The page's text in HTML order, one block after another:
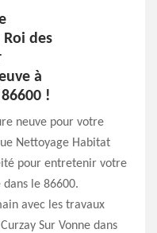
des
à
!
neuve pour votre
Nettoyage Habitat
pour entretenir votre
le 86600.
avec les travaux
Sur Vonne dans